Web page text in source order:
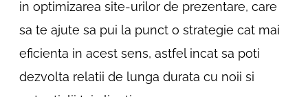
in optimizarea site-urilor de prezentare, care
sa te ajute sa pui la punct o strategie cat mai
eficienta in acest sens, astfel incat sa poti
dezvolta relatii de lunga durata cu noii si